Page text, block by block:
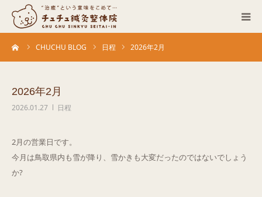
CHUCHU BLOG 日程 2026年2月
2026年2月
2026.01.27 日程
2月の営業日です。
今月は鳥取県内も雪が降り、雪かきも大変だったのではないでしょう
か?
当院について
お客さまの声